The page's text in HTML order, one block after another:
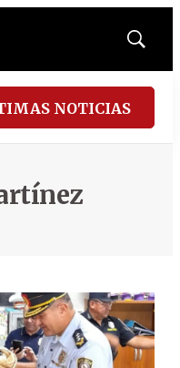
Mostrar
NOTICIAS